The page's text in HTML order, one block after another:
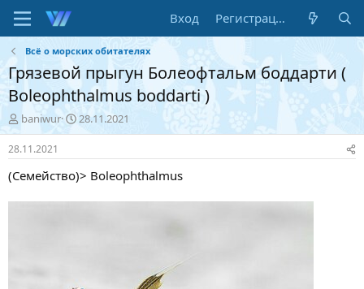
Вход Регистрация
Всё о морских обитателях
Грязевой прыгун Болеофтальм боддарти (
Boleophthalmus boddarti )
А
в
т
о
р
е
baniwur
Д
а
а
н
ч
28.11.2021
28.11.2021
(Семейство)> Boleophthalmus